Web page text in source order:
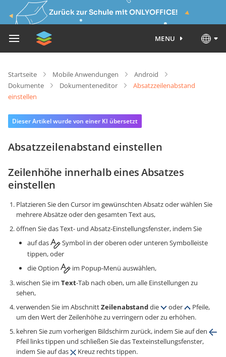
Zurück zur Schule mit ONLYOFFICE!
MENU
Startseite Mobile Anwendungen
Android
Dokumente
Dokumenteneditor
Absatzzeilenabstand
einstellen
Dieser Artikel wurde von einer KI übersetzt
Absatzzeilenabstand einstellen
Zeilenhöhe innerhalb eines Absatzes
einstellen
Platzieren Sie den Cursor im gewünschten Absatz oder wählen Sie
mehrere Absätze oder den gesamten Text aus,
öffnen Sie das Text- und Absatz-Einstellungsfenster, indem Sie
auf das
Symbol in der oberen oder unteren Symbolleiste
tippen, oder
die Option
im Popup-Menü auswählen,
wischen Sie im Text-Tab nach oben, um alle Einstellungen zu
sehen,
verwenden Sie im AbschnittZeilenabstanddie oder
Pfeile,
um den Wert der Zeilenhöhe zu verringern oder zu erhöhen.
kehren Sie zum vorherigen Bildschirm zurück, indem Sie auf den
Pfeil links tippen und schließen Sie das Texteinstellungsfenster,
indem Sie auf das
Kreuz rechts tippen.